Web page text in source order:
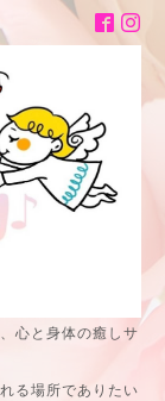
心と身体の癒しサ
る場所でありたい